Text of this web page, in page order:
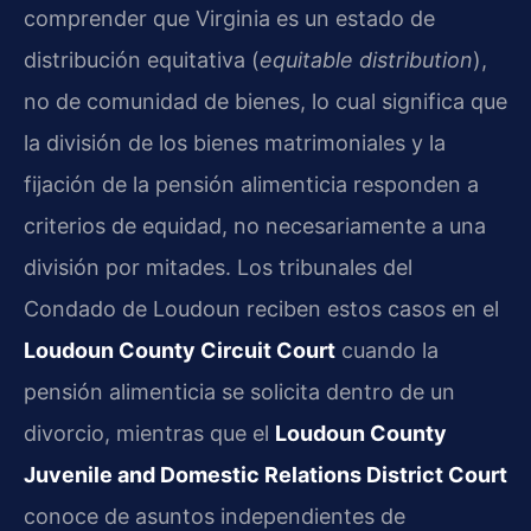
comprender que Virginia es un estado de
distribución equitativa (equitable distribution),
no de comunidad de bienes, lo cual significa que
la división de los bienes matrimoniales y la
fijación de la pensión alimenticia responden a
criterios de equidad, no necesariamente a una
división por mitades. Los tribunales del
Condado de Loudoun reciben estos casos en el
Loudoun County Circuit Court cuando la
pensión alimenticia se solicita dentro de un
divorcio, mientras que el Loudoun County
Juvenile and Domestic Relations District Court
conoce de asuntos independientes de